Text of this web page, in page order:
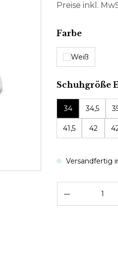
Preise inkl.
Farbe
Weiß
Schuhgröße
34 34,5
41,5 42
Versandfertig